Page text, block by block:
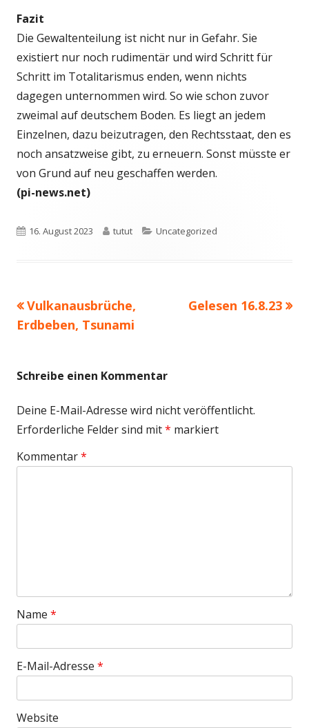
Fazit
Die Gewaltenteilung ist nicht nur in Gefahr. Sie
existiert nur noch rudimentär und wird Schritt für
Schritt im Totalitarismus enden, wenn nichts
dagegen unternommen wird. So wie schon zuvor
zweimal auf deutschem Boden. Es liegt an jedem
Einzelnen, dazu beizutragen, den Rechtsstaat, den es
noch ansatzweise gibt, zu erneuern. Sonst müsste er
von Grund auf neu geschaffen werden.
(pi-news.net)
Veröffentlicht
16. August 2023 Autor
tutut Kategorien
Uncategorized
Beitragsnavigation
Vorheriger
Beitrag:
Vulkanausbrüche,
Erdbeben, Tsunami
Nächster
Gelesen 16.8.23
Schreibe einen Kommentar
Deine E-Mail-Adresse wird nicht veröffentlicht.
Erforderliche Felder sind mit* markiert
Kommentar*
Name *
E-Mail-Adresse *
Website